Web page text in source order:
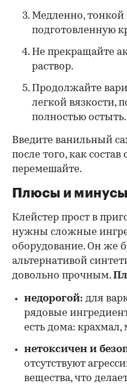
Медленно, тонкой
подготовленную
Не прекращайте
раствор.
Продолжайте
легкой вязкости,
полностью остыть.
Введите ванильный
после того, как
перемешайте.
Плюсы и
Клейстер прост в
нужны сложные
оборудование. Он же
альтернативой
довольно прочным.
недорогой: для
рядовые
есть дома: крахмал,
нетоксичен и
отсутствуют
вещества, что